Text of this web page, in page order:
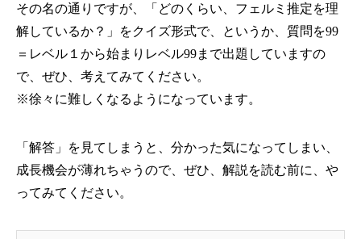
その名の通りですが、「どのくらい、フェルミ推定を理
解しているか？」をクイズ形式で、というか、質問を99
＝レベル１から始まりレベル99まで出題していますの
で、ぜひ、考えてみてください。
※徐々に難しくなるようになっています。
「解答」を見てしまうと、分かった気になってしまい、
成長機会が薄れちゃうので、ぜひ、解説を読む前に、や
ってみてください。